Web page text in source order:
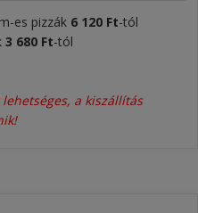
es pizzák 6 120 Ft-tól
3 680 Ft-tól
a kiszállítás